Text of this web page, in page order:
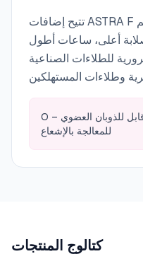
تتيح إضافات ASTRA F للمُصنعين تمييز منتجاتهم
أعلى، ساعات أطول
للطلاءات الصناعية
O – قابل للذوبان العضوي, WB – مائي, RC – قابل
للمعالجة بالإشعاع
كتالوج المنتجات